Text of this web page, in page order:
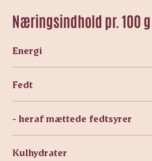
Næringsindhold pr. 100 g
Energi
Fedt
- heraf mættede fedtsyrer
Kulhydrater